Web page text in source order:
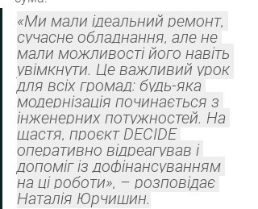
«Ми мали ідеальний ремонт,
сучасне обладнання, але не
мали можливості його навіть
увімкнути. Це важливий урок
для всіх громад: будь-яка
модернізація починається з
інженерних потужностей. На
щастя, проєкт DECIDE
оперативно відреагував і
допоміг із дофінансуванням
на ці роботи», – розповідає
Наталія Юрчишин.